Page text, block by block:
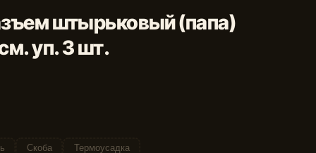
штырьковый (папа)
уп. 3 шт.
Скоба Термоусадка